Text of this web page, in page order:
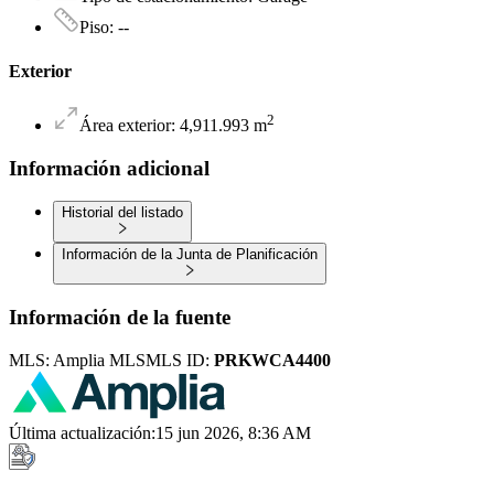
Piso: --
Exterior
Área exterior: 4,911.993 m2
Información adicional
Historial del listado
Información de la Junta de Planificación
Información de la fuente
MLS: Amplia MLSMLS ID: PRKWCA4400
Última actualización:15 jun 2026, 8:36 AM